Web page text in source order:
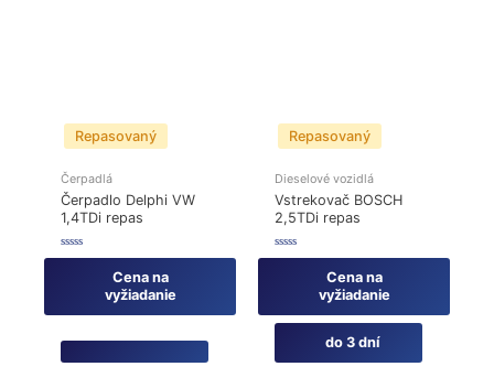
Repasovaný
Čerpadlá
Čerpadlo Delphi VW
1,4TDi repas
Hodnotenie
Cena na
vyžiadanie
Repasovaný
Dieselové vozidlá
Vstrekovač BOSCH
2,5TDi repas
Hodnotenie
do 3 dní
Cena na
vyžiadanie